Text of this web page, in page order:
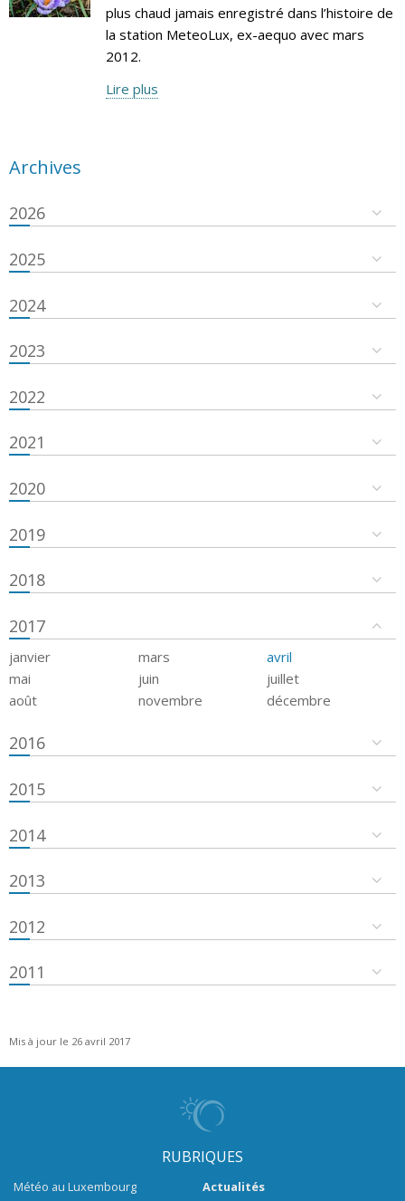
plus chaud jamais enregistré dans l’histoire de
la station MeteoLux, ex-aequo avec mars
2012.
Lire plus
Archives
2026
2025
2024
2023
2022
2021
2020
2019
2018
2017
janvier mars
avril
mai
juin
juillet
août
novembre décembre
2016
2015
2014
2013
2012
2011
Mis à jour le 26 avril 2017
RUBRIQUES
Météo au Luxembourg
Actualités